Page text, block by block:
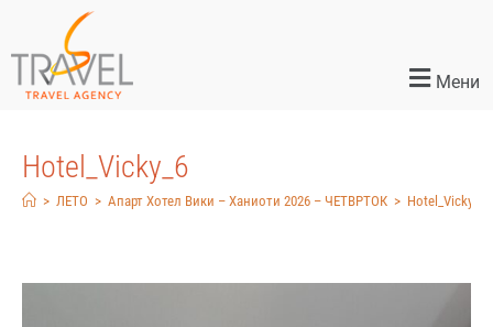
Мени
Hotel_Vicky_6
> ЛЕТО > Апарт Хотел Вики – Ханиоти 2026 – ЧЕТВРТОК > Hotel_Vicky_6